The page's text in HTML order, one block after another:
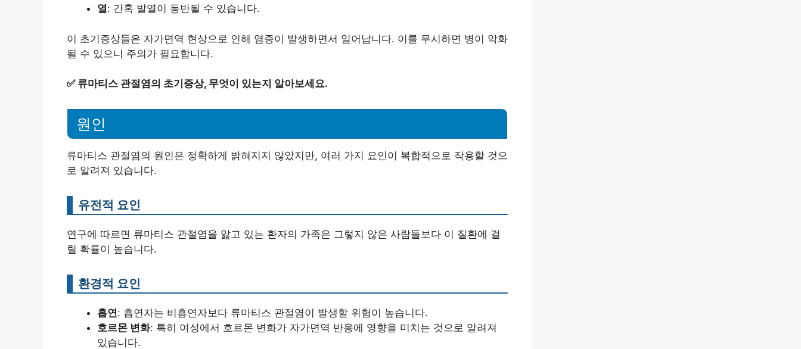
열: 간혹 발열이 동반될 수 있습니다.
이 초기증상들은 자가면역 현상으로 인해 염증이 발생하면서 일어납니다. 이를 무시하면 병이 악화
될 수 있으니 주의가 필요합니다.
✅ 류마티스 관절염의 초기증상, 무엇이 있는지 알아보세요.
원인
류마티스 관절염의 원인은 정확하게 밝혀지지 않았지만, 여러 가지 요인이 복합적으로 작용할 것으
로 알려져 있습니다.
유전적 요인
연구에 따르면 류마티스 관절염을 앓고 있는 환자의 가족은 그렇지 않은 사람들보다 이 질환에 걸
릴 확률이 높습니다.
환경적 요인
흡연: 흡연자는 비흡연자보다 류마티스 관절염이 발생할 위험이 높습니다.
호르몬 변화: 특히 여성에서 호르몬 변화가 자가면역 반응에 영향을 미치는 것으로 알려져
있습니다.